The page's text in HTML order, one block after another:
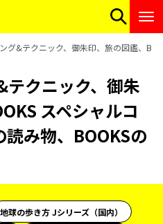
グ&テクニック、御朱印、旅の図鑑、
クニック、御朱
スペシャルコ
読み物、BOOKSの
地球の歩き方 Jシリーズ（国内）